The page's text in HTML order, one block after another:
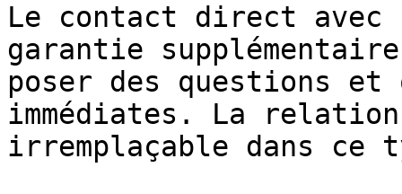
Le contact direct avec
garantie
poser des questions et
immédiates. La
irremplaçable dans ce